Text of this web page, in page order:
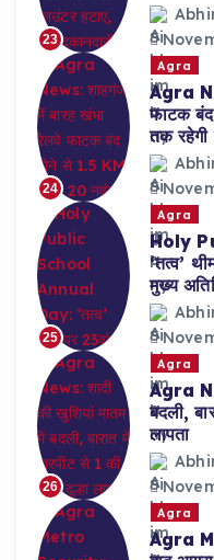
23
24
Agra
Agra
फाटक
तक रहेगी
25
Agra
Holy
‘तत्व’
मुख्य
26
Agra
Agra
बदली,
लापता
Agra
Agra